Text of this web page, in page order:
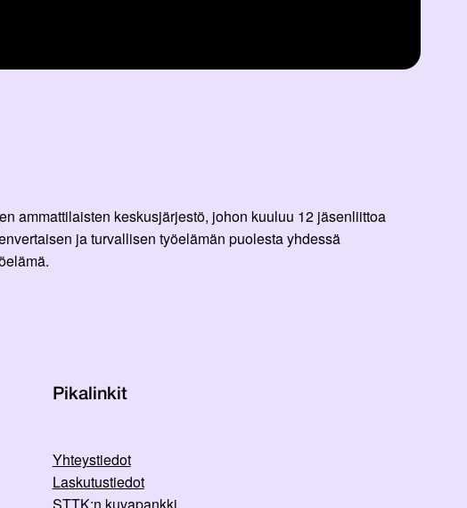
ammattilaisten keskusjärjestö, johon kuuluu 12 jäsenliittoa
ja turvallisen työelämän puolesta yhdessä
Pikalinkit
Yhteystiedot
Laskutustiedot